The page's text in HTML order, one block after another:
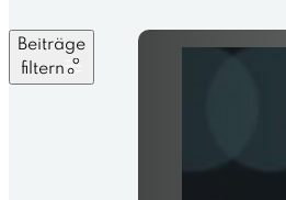
Beiträge
filtern